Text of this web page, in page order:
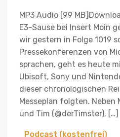
MP3 Audio [99
E3-Sause bei Insert Moin
wir gestern in Folge 1019
Pressekonferenzen von
sprachen, geht es heute
Ubisoft, Sony und
dieser chronologischen
Messeplan folgten. Neben
und Tim (@derTimster), […]
Podcast (kostenfrei)